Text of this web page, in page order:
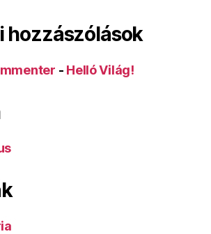
hozzászólások
- Helló Világ!